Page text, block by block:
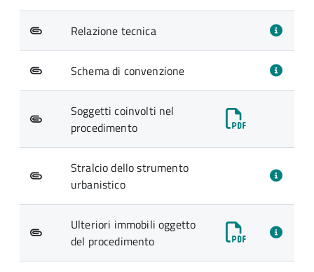
Relazione tecnica
Schema di convenzione
Soggetti coinvolti nel
procedimento
Stralcio dello strumento
urbanistico
Ulteriori immobili oggetto
del procedimento